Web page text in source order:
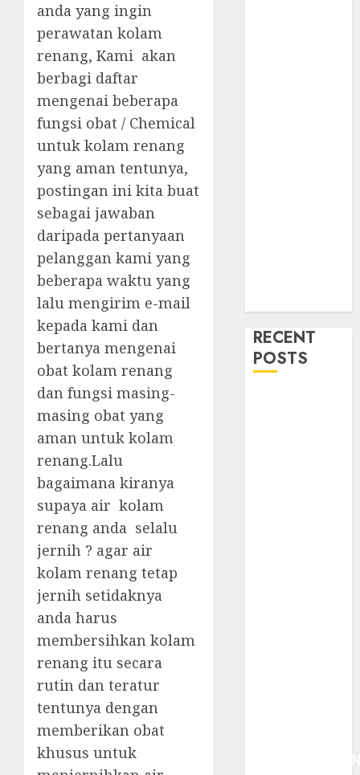
anda yang ingin
perawatan kolam
renang, Kami akan
berbagi daftar
mengenai beberapa
fungsi obat / Chemical
untuk kolam renang
yang aman tentunya,
postingan ini kita buat
sebagai jawaban
daripada pertanyaan
pelanggan kami yang
beberapa waktu yang
lalu mengirim e-mail
kepada kami dan
bertanya mengenai
obat kolam renang
dan fungsi masing-
masing obat yang
aman untuk kolam
renang.Lalu
bagaimana kiranya
supaya air kolam
renang anda selalu
jernih ? agar air
kolam renang tetap
jernih setidaknya
anda harus
membersihkan kolam
renang itu secara
rutin dan teratur
tentunya dengan
memberikan obat
khusus untuk
RECENT
POSTS